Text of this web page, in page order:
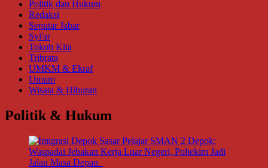
Politik dan Hukum
Redaksi
Seputar Jabar
Syi'ar
Tokoh Kita
Tribrata
UMKM & Ekraf
Umum
Wisata & Hiburan
Politik & Hukum